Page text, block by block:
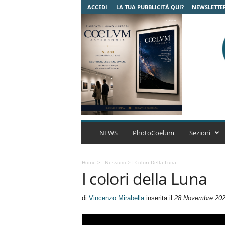
ACCEDI LA TUA PUBBLICITÀ QUI?
C
A
r
NEWS PhotoCoelum Sezioni
Home > - Nessuno> I Colori Della Luna
I colori della Luna
di Vincenzo Mirabellainserita il 28 Novembre